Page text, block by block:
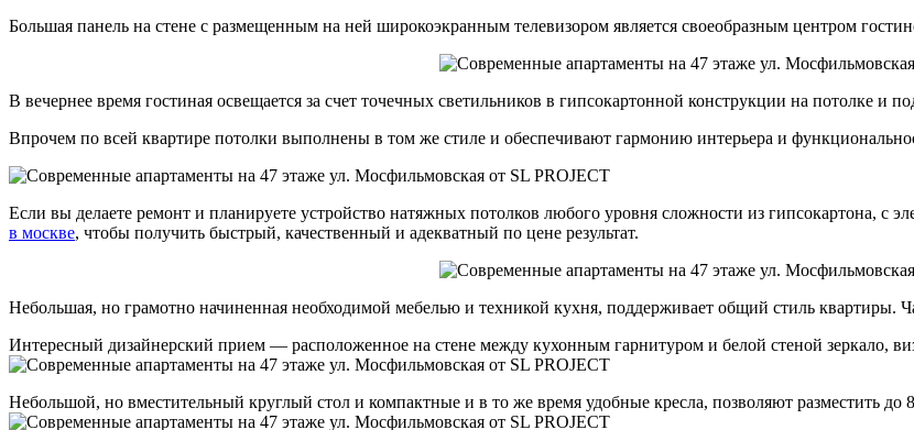
Большая панель на стене с размещенным на ней широкоэкранным телевизором является своеобразным центром
В вечернее время гостиная освещается за счет точечных светильников в гипсокартонной конструкции на потолке и
Впрочем по всей квартире потолки выполнены в том же стиле и обеспечивают гармонию интерьера и
Если вы делаете ремонт и планируете устройство натяжных потолков любого уровня сложности из гипсокартона, с
в москве, чтобы получить быстрый, качественный и адекватный по цене результат.
Небольшая, но грамотно начиненная необходимой мебелью и техникой кухня, поддерживает общий стиль квартиры.
Интересный дизайнерский прием — расположенное на стене между кухонным гарнитуром и белой стеной зеркало,
Небольшой, но вместительный круглый стол и компактные и в то же время удобные кресла, позволяют разместить до